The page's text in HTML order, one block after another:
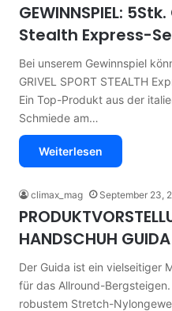
GEWINNSPIEL:
Stealth Express-
Bei unserem Gewinnspiel
GRIVEL SPORT STEALTH
Ein Top-Produkt aus der
Schmiede am…
Weiterlesen
climax_mag September 23,
HANDSCHUH GUIDA
Der Guida ist ein vielseitiger
für das Allround-
robustem Stretch-